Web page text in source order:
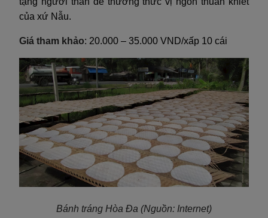
của xứ Nẫu.
Giá tham khảo: 20.000 – 35.000 VND/xấp 10 cái
Bánh tráng Hòa Đa (Nguồn: Internet)